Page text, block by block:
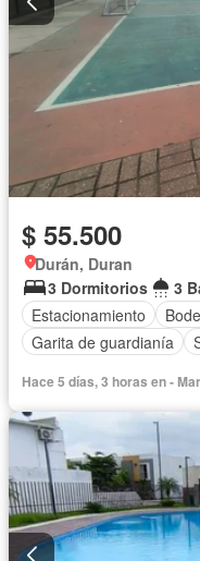
$ 55.500
Durán, Duran
3 Dormitorios
3
Estacionamiento
Garita de guardianía
Hace 5 días, 3 horas en -